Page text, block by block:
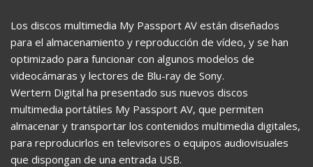
Los discos multimedia My Passport AV están diseñados
para el almacenamiento y reproducción de vídeo, y se han
optimizado para funcionar con algunos modelos de
videocámaras y lectores de Blu-ray de Sony.
Wertern Digital ha presentado sus nuevos discos
multimedia portátiles My Passport AV, que permiten
almacenar y transportar los contenidos multimedia digitales,
para reproducirlos en televisores o equipos audiovisuales
que dispongan de una entrada USB.